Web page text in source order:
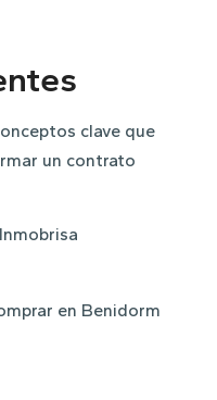
clave que
un contrato
en Benidorm